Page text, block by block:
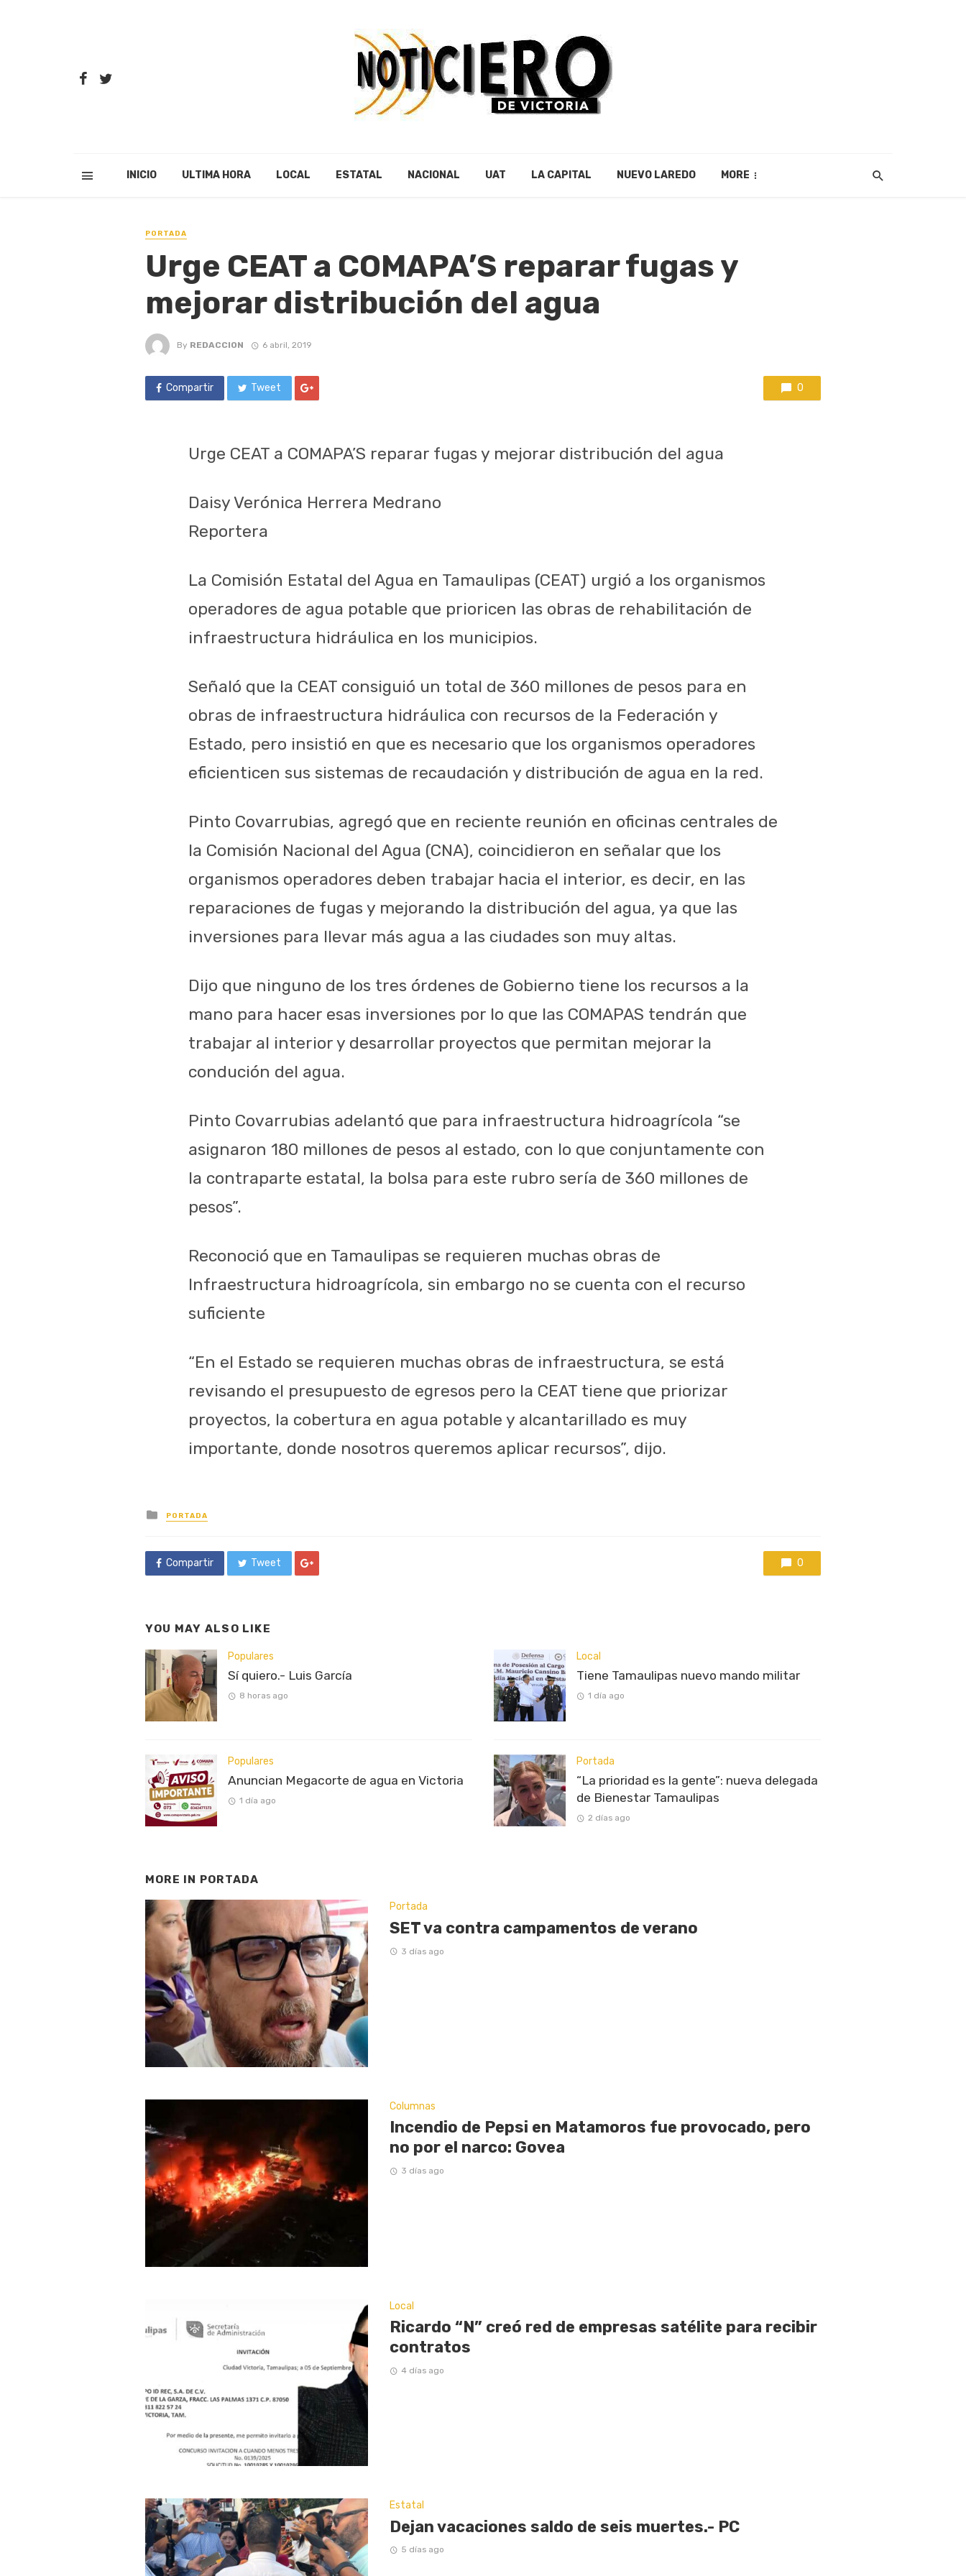
INICIO ULTIMA HORA LOCAL ESTATAL NACIONAL UAT LA CAPITAL NUEVO LAREDO MORE
PORTADA
Urge CEAT a COMAPA’S reparar fugas y
mejorar distribución del agua
By REDACCION 6 abril, 2019
Compartir Tweet 0
Urge CEAT a COMAPA’S reparar fugas y mejorar distribución del agua
Daisy Verónica Herrera Medrano
Reportera
La Comisión Estatal del Agua en Tamaulipas (CEAT) urgió a los organismos
operadores de agua potable que prioricen las obras de rehabilitación de
infraestructura hidráulica en los municipios.
Señaló que la CEAT consiguió un total de 360 millones de pesos para en
obras de infraestructura hidráulica con recursos de la Federación y
Estado, pero insistió en que es necesario que los organismos operadores
eficienticen sus sistemas de recaudación y distribución de agua en la red.
Pinto Covarrubias, agregó que en reciente reunión en oficinas centrales de
la Comisión Nacional del Agua (CNA), coincidieron en señalar que los
organismos operadores deben trabajar hacia el interior, es decir, en las
reparaciones de fugas y mejorando la distribución del agua, ya que las
inversiones para llevar más agua a las ciudades son muy altas.
Dijo que ninguno de los tres órdenes de Gobierno tiene los recursos a la
mano para hacer esas inversiones por lo que las COMAPAS tendrán que
trabajar al interior y desarrollar proyectos que permitan mejorar la
condución del agua.
Pinto Covarrubias adelantó que para infraestructura hidroagrícola “se
asignaron 180 millones de pesos al estado, con lo que conjuntamente con
la contraparte estatal, la bolsa para este rubro sería de 360 millones de
pesos”.
Reconoció que en Tamaulipas se requieren muchas obras de
Infraestructura hidroagrícola, sin embargo no se cuenta con el recurso
suficiente
“En el Estado se requieren muchas obras de infraestructura, se está
revisando el presupuesto de egresos pero la CEAT tiene que priorizar
proyectos, la cobertura en agua potable y alcantarillado es muy
importante, donde nosotros queremos aplicar recursos”, dijo.
Posted
in
PORTADA
Compartir Tweet 0
YOU MAY ALSO LIKE
Populares
Sí quiero.- Luis García
8 horas ago
Populares
Anuncian Megacorte de agua en Victoria
1 día ago
Local
Tiene Tamaulipas nuevo mando militar
1 día ago
Portada
“La prioridad es la gente”: nueva delegada
de Bienestar Tamaulipas
2 días ago
MORE IN PORTADA
Portada
SET va contra campamentos de verano
3 días ago
Columnas
Incendio de Pepsi en Matamoros fue provocado, pero
no por el narco: Govea
3 días ago
Local
Ricardo “N” creó red de empresas satélite para recibir
contratos
4 días ago
Estatal
Dejan vacaciones saldo de seis muertes.- PC
5 días ago